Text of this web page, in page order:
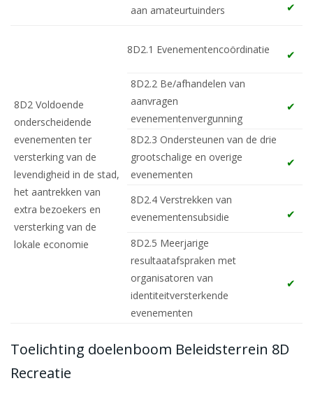
aan amateurtuinders
8D2 Voldoende
onderscheidende
evenementen ter
versterking van de
levendigheid in de stad,
het aantrekken van
extra bezoekers en
versterking van de
lokale economie
8D2.1 Evenementencoördinatie
8D2.2 Be/afhandelen van
aanvragen
evenementenvergunning
8D2.3 Ondersteunen van de drie
grootschalige en overige
evenementen
8D2.4 Verstrekken van
evenementensubsidie
8D2.5 Meerjarige
resultaatafspraken met
organisatoren van
identiteitversterkende
evenementen
Toelichting doelenboom Beleidsterrein 8D
Recreatie